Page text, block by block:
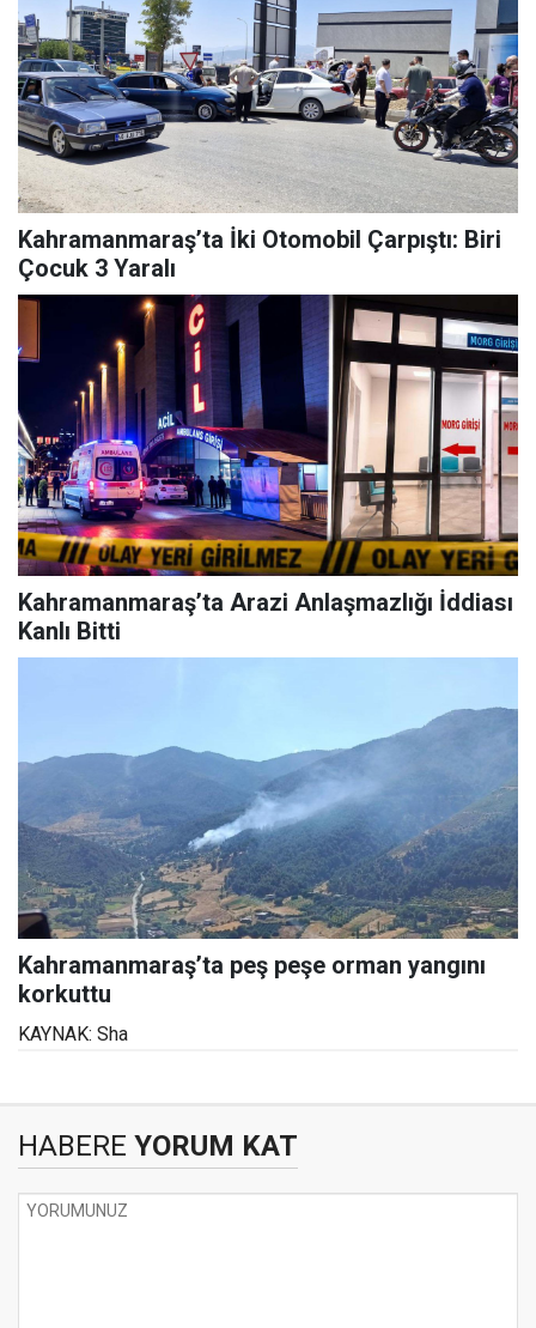
Kahramanmaraş’ta İki Otomobil Çarpıştı: Biri
Çocuk 3 Yaralı
Kahramanmaraş’ta Arazi Anlaşmazlığı İddiası
Kanlı Bitti
Kahramanmaraş’ta peş peşe orman yangını
korkuttu
KAYNAK: Sha
HABERE YORUM KAT